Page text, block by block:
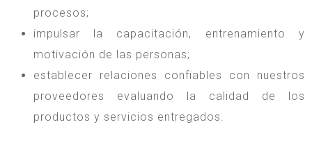
procesos;
impulsar la capacitación, entrenamiento y
motivación de las personas;
establecer relaciones confiables con nuestros
proveedores evaluando la calidad de los
productos y servicios entregados.